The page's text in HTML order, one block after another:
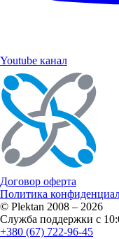
Youtube канал
Договор оферта
Политика
© Plektan 2008 – 2026
Служба поддержки с
+380 (67) 722-96-45